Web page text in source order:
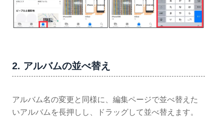
2. アルバムの並べ替え
アルバム名の変更と同様に、編集ページで並べ替えた
いアルバムを長押しし、ドラッグして並べ替えます。